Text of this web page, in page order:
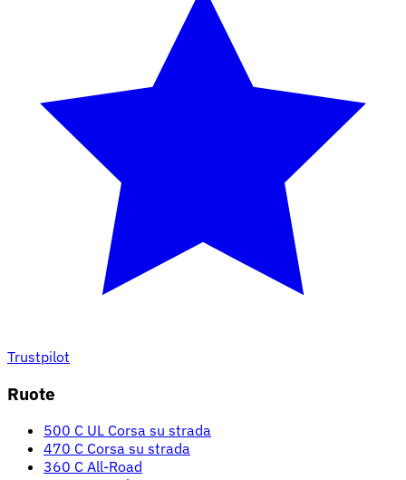
Trustpilot
Ruote
500 C UL Corsa su strada
470 C Corsa su strada
360 C All-Road